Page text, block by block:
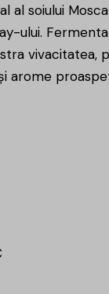
al soiului
ului.
vivacitatea,
arome